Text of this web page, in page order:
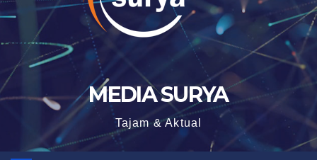
MEDIA SURYA
Tajam & Aktual